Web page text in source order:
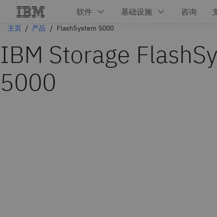
主页 产品 FlashSystem 5000
IBM Storage
5000